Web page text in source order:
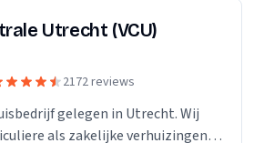
Utrecht (VCU)
2172 reviews
gelegen in Utrecht. Wij
als zakelijke verhuizingen.